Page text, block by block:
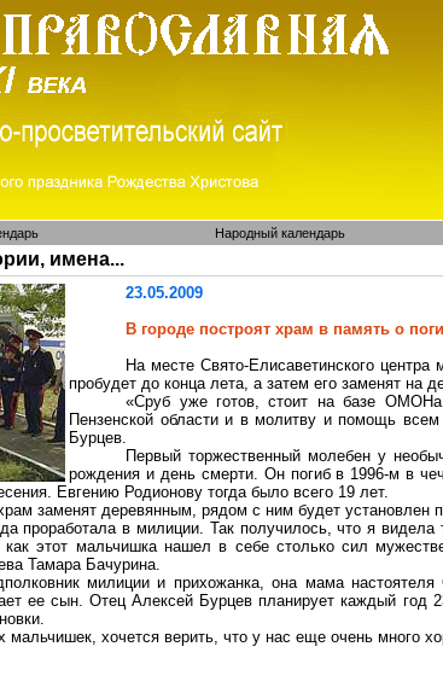
Народный календарь
имена...
23.05.2009
В городе построят храм в память о
На местеСвято-Елисаветинского центра
пробудет до конца лета, а затем его заменят на
«Сруб уже готов, стоит на базе ОМОНа
Пензенской области и в молитву и помощь
Бурцев.
Первый торжественный молебен у
рождения и день смерти. Он погиб в 1996-м в
Евгению Родионову тогда было всего 19 лет.
заменят деревянным, рядом с ним будет установлен
проработала в милиции. Так получилось, что я
этот мальчишка нашел в себе столько сил
Тамара Бачурина.
милиции и прихожанка, она мама настоятеля
ее сын. Отец Алексей Бурцев планирует каждый год
мальчишек, хочется верить, что у нас ещеочень много